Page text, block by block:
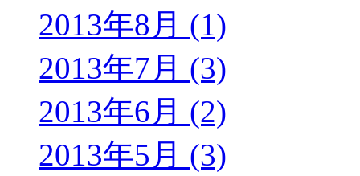
2013年8月 (1)
2013年7月 (3)
2013年6月 (2)
2013年5月 (3)